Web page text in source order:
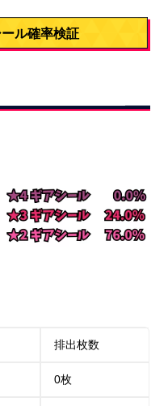
ール確率検証
排出枚数
0枚